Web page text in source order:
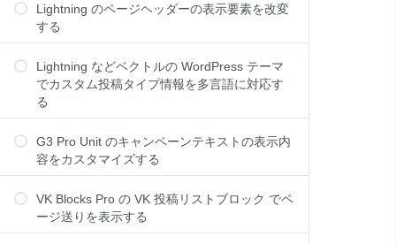
Lightning のページヘッダーの表示要素を改変
する
Lightning などベクトルの WordPress テーマ
でカスタム投稿タイプ情報を多言語に対応す
る
G3 Pro Unit のキャンペーンテキストの表示内
容をカスタマイズする
VK Blocks Pro の VK 投稿リストブロック でペ
ージ送りを表示する